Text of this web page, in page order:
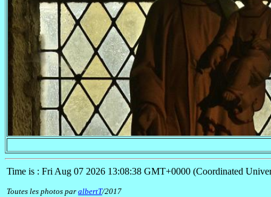
Time is : Fri Aug 07 2026 13:08:38 GMT+0000 (Coordinated
Toutes les photos par albertT/2017